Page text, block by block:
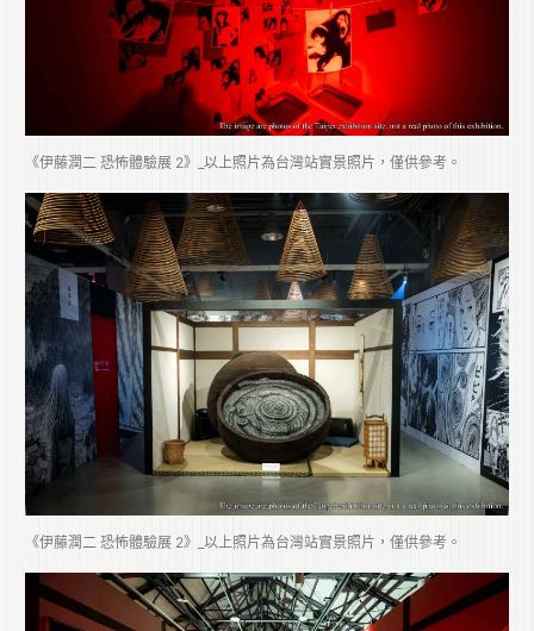
《伊藤潤二 恐怖體驗展 2》_以上照片為台灣站實景照片，僅供參考。
《伊藤潤二 恐怖體驗展 2》_以上照片為台灣站實景照片，僅供參考。